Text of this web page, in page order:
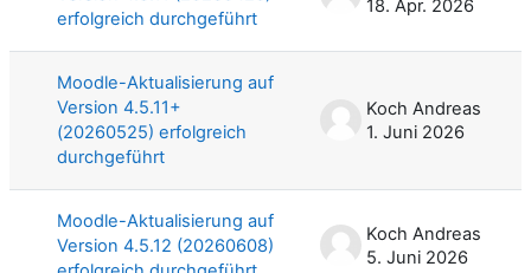
erfolgreich durchgeführt
18. Apr. 2026
Moodle-Aktualisierung auf
Version 4.5.11+
(20260525) erfolgreich
durchgeführt
Koch Andreas
1. Juni 2026
Moodle-Aktualisierung auf
Version 4.5.12 (20260608)
Koch Andreas
5. Juni 2026